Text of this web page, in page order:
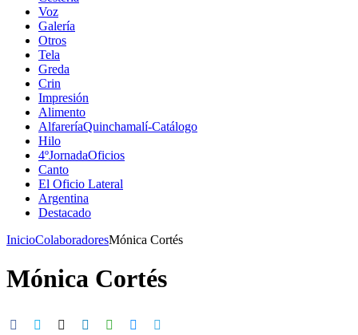
Voz
Galería
Otros
Tela
Greda
Crin
Impresión
Alimento
AlfareríaQuinchamalí-Catálogo
Hilo
4ºJornadaOficios
Canto
El Oficio Lateral
Argentina
Destacado
InicioColaboradoresMónica Cortés
Mónica Cortés